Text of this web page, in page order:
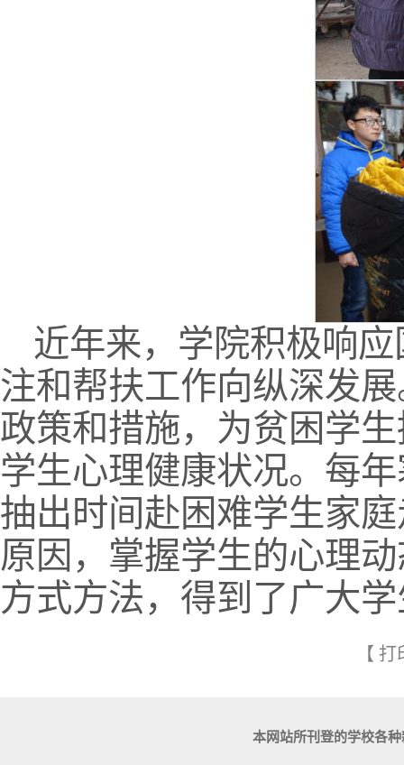
近年来，学院积极响
注和帮扶工作向纵深发
政策和措施，为贫困学
学生心理健康状况。每
抽出时间赴困难学生家
原因，掌握学生的心理
方式方法，得到了广大
【 打
本网站所刊登的学校各